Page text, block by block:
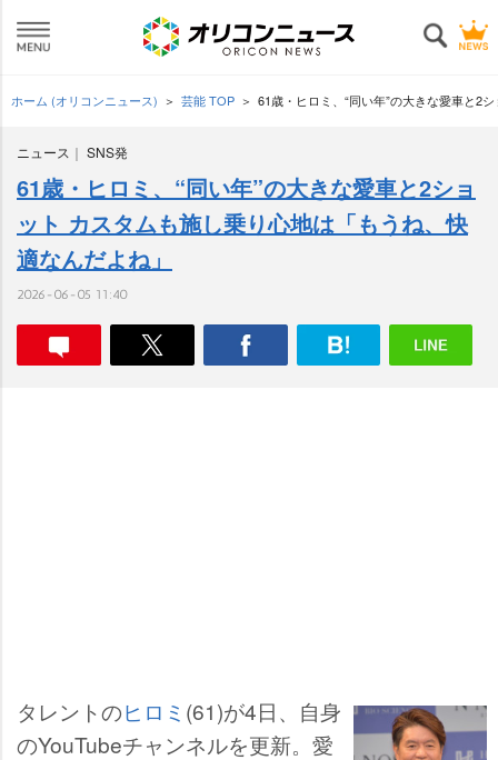
ホーム (オリコンニュース) 芸能 TOP 61歳・ヒロミ、“同い年”の大きな愛車と2
ニュース SNS発
61歳・ヒロミ、“同い年”の大きな愛車と2ショ
ット カスタムも施し乗り心地は「もうね、快
適なんだよね」
2026-06-05 11:40
タレントのヒロミ (61)が4日、自身
のYouTubeチャンネルを更新。愛